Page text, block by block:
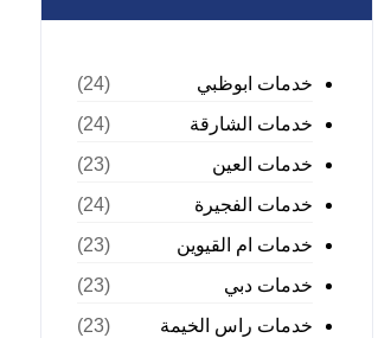
خدمات ابوظبي
(24)
خدمات الشارقة
(24)
خدمات العين
(23)
خدمات الفجيرة
(24)
خدمات ام القيوين
(23)
خدمات دبي
(23)
خدمات راس الخيمة
(23)